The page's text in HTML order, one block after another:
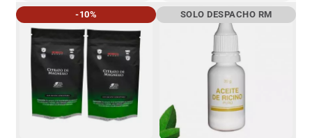
-10% SOLO DESPACHO RM